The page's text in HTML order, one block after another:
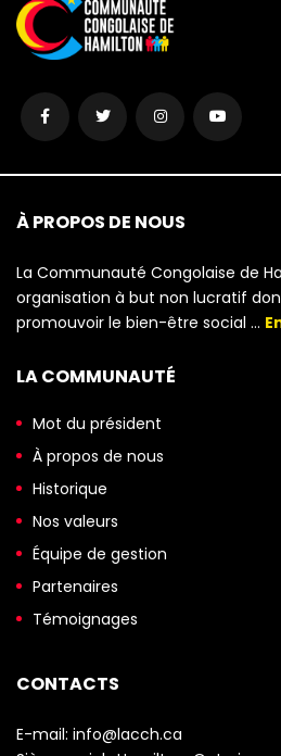
À PROPOS DE NOUS
La Communauté Congolaise de
organisation à but non lucratif
promouvoir le bien-être social …
LA COMMUNAUTÉ
Mot du président
À propos de nous
Historique
Nos valeurs
Équipe de gestion
Partenaires
Témoignages
CONTACTS
E-mail: info@lacch.ca